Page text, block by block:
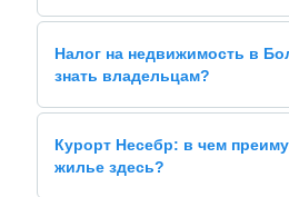
Налог на недвижимость в
знать владельцам?
Курорт Несебр: в чем
жилье здесь?